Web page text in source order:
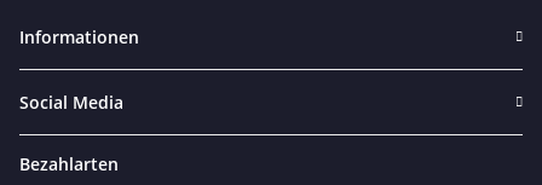
Informationen
Social Media
Bezahlarten